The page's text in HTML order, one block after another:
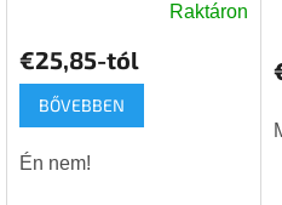
Raktáron
€25,85-tól
BŐVEBBEN
Én nem!